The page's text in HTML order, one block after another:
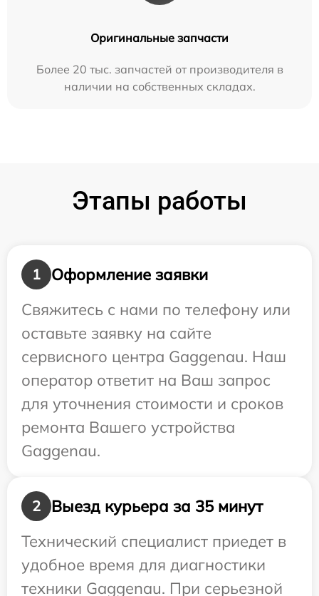
Оригинальные запчасти
Более 20 тыс. запчастей от производителя в
наличии на собственных складах.
Этапы работы
1
Оформление заявки
Свяжитесь с нами по телефону или
оставьте заявку на сайте
сервисного центра Gaggenau. Наш
оператор ответит на Ваш запрос
для уточнения стоимости и сроков
ремонта Вашего устройства
Gaggenau.
2
Выезд курьера за 35 минут
Технический специалист приедет в
удобное время для диагностики
техники Gaggenau. При серьезной